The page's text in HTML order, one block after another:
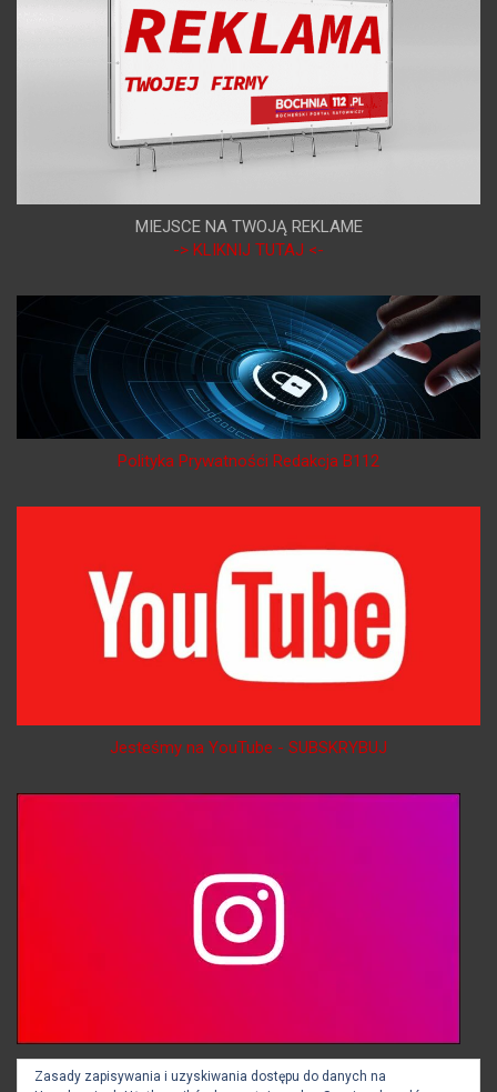
Zasady zapisywania i uzyskiwania dostępu do danych na
MIEJSCE NA TWOJĄ REKLAME
-> KLIKNIJ TUTAJ <-
Polityka Prywatności Redakcja B112
Jesteśmy na YouTube - SUBSKRYBUJ
Jesteśmy na Instagramie - OBSERWUJ